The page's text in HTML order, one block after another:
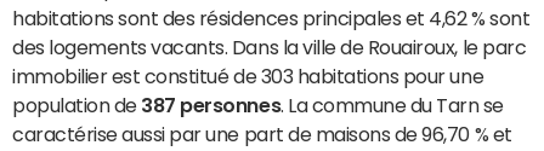
habitations sont des résidences principales et 4,62 % sont
des logements vacants. Dans la ville de Rouairoux, le parc
immobilier est constitué de 303 habitations pour une
population de 387 personnes. La commune du Tarn se
caractérise aussi par une part de maisons de 96,70 % et